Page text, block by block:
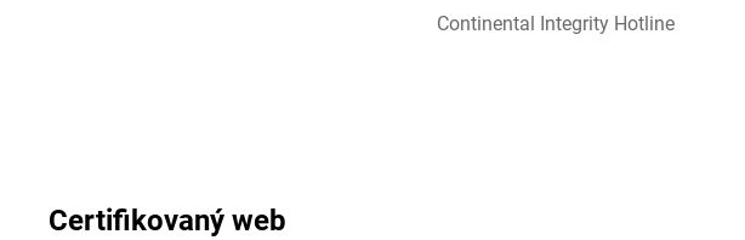
Continental Integrity Hotline
Certifikovaný web